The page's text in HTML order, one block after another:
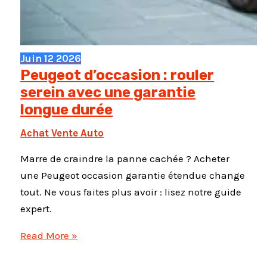
Juin 12 2026
Peugeot d’occasion : rouler
serein avec une garantie
longue durée
Achat Vente Auto
Marre de craindre la panne cachée ? Acheter
une Peugeot occasion garantie étendue change
tout. Ne vous faites plus avoir : lisez notre guide
expert.
Peugeot
Read More »